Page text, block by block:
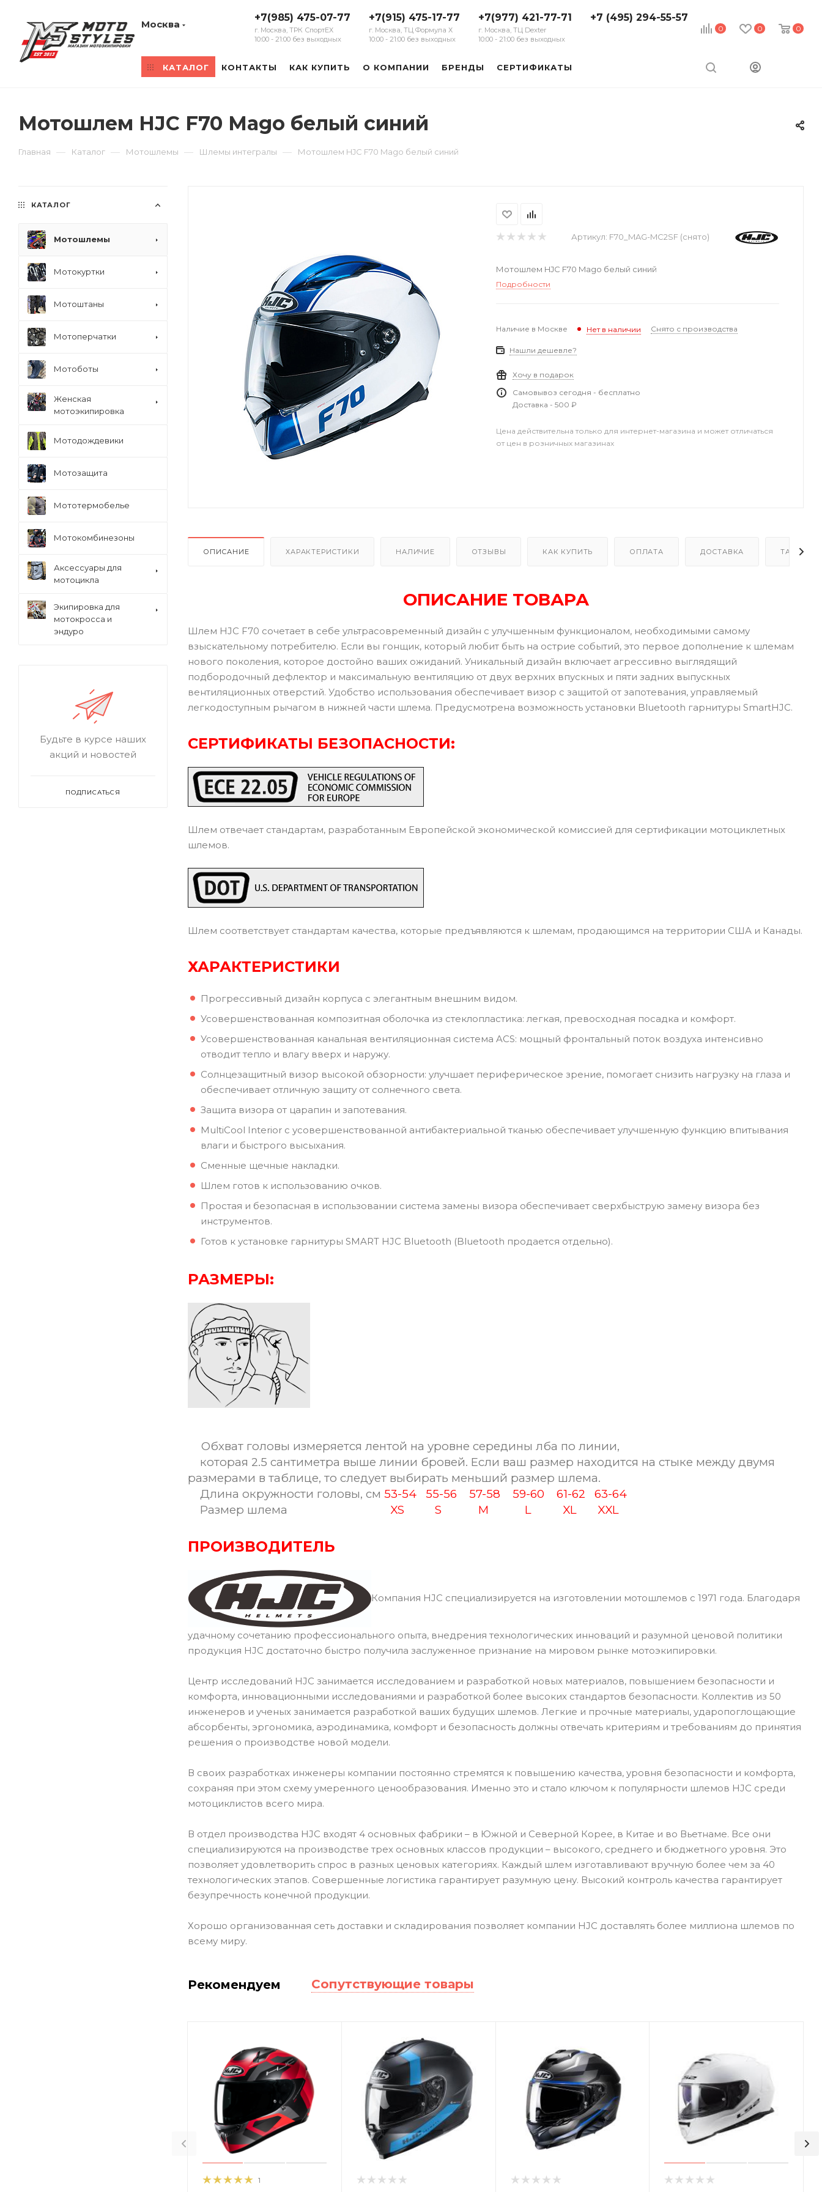
0 0 0
Москва
+7(985) 475-07-77
г. Москва, ТРК СпортЕХ
10:00 - 21:00 без выходных
+7(915) 475-17-77
г. Москва, ТЦ Формула Х
10:00 - 21:00 без выходных
+7(977) 421-77-71
г. Москва, ТЦ Dexter
10:00 - 21:00 без выходных
+7 (495) 294-55-57
КАТАЛОГ КОНТАКТЫ КАК КУПИТЬ О КОМПАНИИ БРЕНДЫ СЕРТИФИКАТЫ
Мотошлем HJC F70 Mago белый синий
Главная — Каталог — Мотошлемы — Шлемы интегралы — Мотошлем HJC F70 Mago белый синий
Артикул: F70_MAG-MC2SF (снято)
Мотошлем HJC F70 Mago белый синий
Подробности
Наличие в Москве Нет в наличии Снято с производства
Нашли дешевле?
Хочу в подарок
Самовывоз сегодня - бесплатно
Доставка - 500 ₽
Цена действительна только для интернет-магазина и может отличаться
от цен в розничных магазинах
ОПИСАНИЕ ХАРАКТЕРИСТИКИ НАЛИЧИЕ ОТЗЫВЫ КАК КУПИТЬ ОПЛАТА ДОСТАВКА ТАБЛИЦА
ОПИСАНИЕ ТОВАРА
Шлем HJC F70 сочетает в себе ультрасовременный дизайн с улучшенным функционалом, необходимыми самому
взыскательному потребителю. Если вы гонщик, который любит быть на острие событий, это первое дополнение к шлемам
нового поколения, которое достойно ваших ожиданий. Уникальный дизайн включает агрессивно выглядящий
подбородочный дефлектор и максимальную вентиляцию от двух верхних впускных и пяти задних выпускных
вентиляционных отверстий. Удобство использования обеспечивает визор с защитой от запотевания, управляемый
легкодоступным рычагом в нижней части шлема. Предусмотрена возможность установки Bluetooth гарнитуры SmartHJC.
СЕРТИФИКАТЫ БЕЗОПАСНОСТИ:
Шлем отвечает стандартам, разработанным Европейской экономической комиссией для сертификации мотоциклетных
шлемов.
Шлем соответствует стандартам качества, которые предъявляются к шлемам, продающимся на территории США и Канады.
ХАРАКТЕРИСТИКИ
Прогрессивный дизайн корпуса с элегантным внешним видом.
Усовершенствованная композитная оболочка из стеклопластика: легкая, превосходная посадка и комфорт.
Усовершенствованная канальная вентиляционная система ACS: мощный фронтальный поток воздуха интенсивно
отводит тепло и влагу вверх и наружу.
Солнцезащитный визор высокой обзорности: улучшает периферическое зрение, помогает снизить нагрузку на глаза и
обеспечивает отличную защиту от солнечного света.
Защита визора от царапин и запотевания.
MultiCool Interior с усовершенствованной антибактериальной тканью обеспечивает улучшенную функцию впитывания
влаги и быстрого высыхания.
Сменные щечные накладки.
Шлем готов к использованию очков.
Простая и безопасная в использовании система замены визора обеспечивает сверхбыструю замену визора без
инструментов.
Готов к установке гарнитуры SMART HJC Bluetooth (Bluetooth продается отдельно).
РАЗМЕРЫ:
Обхват головы измеряется лентой на уровне середины лба по линии,
которая 2.5 сантиметра выше линии бровей. Если ваш размер находится на стыке между двумя
размерами в таблице, то следует выбирать меньший размер шлема.
Длина окружности головы, см 53-54 55-56 57-58 59-60 61-62 63-64
Размер шлема
XS S M L XL XXL
ПРОИЗВОДИТЕЛЬ
Компания HJC специализируется на изготовлении мотошлемов с 1971 года. Благодаря
удачному сочетанию профессионального опыта, внедрения технологических инноваций и разумной ценовой политики
продукция HJC достаточно быстро получила заслуженное признание на мировом рынке мотоэкипировки.
Центр исследований HJC занимается исследованием и разработкой новых материалов, повышением безопасности и
комфорта, инновационными исследованиями и разработкой более высоких стандартов безопасности. Коллектив из 50
инженеров и ученых занимается разработкой ваших будущих шлемов. Легкие и прочные материалы, ударопоглощающие
абсорбенты, эргономика, аэродинамика, комфорт и безопасность должны отвечать критериям и требованиям до принятия
решения о производстве новой модели.
В своих разработках инженеры компании постоянно стремятся к повышению качества, уровня безопасности и комфорта,
сохраняя при этом схему умеренного ценообразования. Именно это и стало ключом к популярности шлемов HJC среди
мотоциклистов всего мира.
В отдел производства HJC входят 4 основных фабрики – в Южной и Северной Корее, в Китае и во Вьетнаме. Все они
специализируются на производстве трех основных классов продукции – высокого, среднего и бюджетного уровня. Это
позволяет удовлетворить спрос в разных ценовых категориях. Каждый шлем изготавливают вручную более чем за 40
технологических этапов. Совершенные логистика гарантирует разумную цену. Высокий контроль качества гарантирует
безупречность конечной продукции.
Хорошо организованная сеть доставки и складирования позволяет компании HJC доставлять более миллиона шлемов по
всему миру.
Рекомендуем Сопутствующие товары
1
КАТАЛОГ
Мотошлемы
Мотокуртки
Мотоштаны
Мотоперчатки
Мотоботы
Женская
мотоэкипировка
Мотодождевики
Мотозащита
Мототермобелье
Мотокомбинезоны
Аксессуары для
мотоцикла
Экипировка для
мотокросса и
эндуро
Будьте в курсе наших
акций и новостей
ПОДПИСАТЬСЯ